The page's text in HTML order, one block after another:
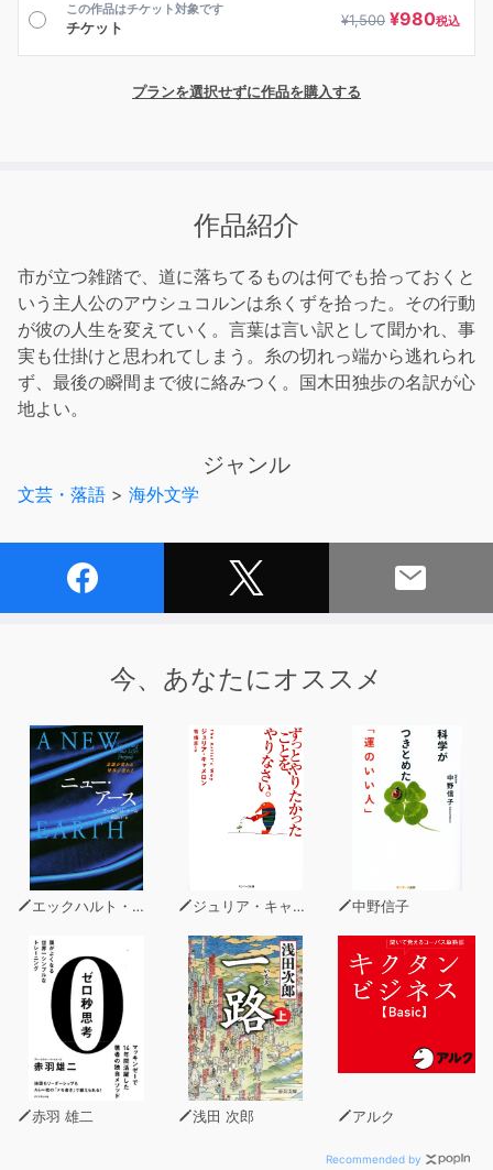
この作品はチケット対象です
チケット ¥1,500 ¥980税込
プランを選択せずに作品を購入する
作品紹介
市が立つ雑踏で、道に落ちてるものは何でも拾っておくと
いう主人公のアウシュコルンは糸くずを拾った。その行動
が彼の人生を変えていく。言葉は言い訳として聞かれ、事
実も仕掛けと思われてしまう。糸の切れっ端から逃れられ
ず、最後の瞬間まで彼に絡みつく。国木田独歩の名訳が心
地よい。
ジャンル
文芸・落語 > 海外文学
今、あなたにオススメ
エックハルト・トール ジュリア・キャメロン 中野信子
赤羽 雄二 浅田 次郎 アルク
Recommended by